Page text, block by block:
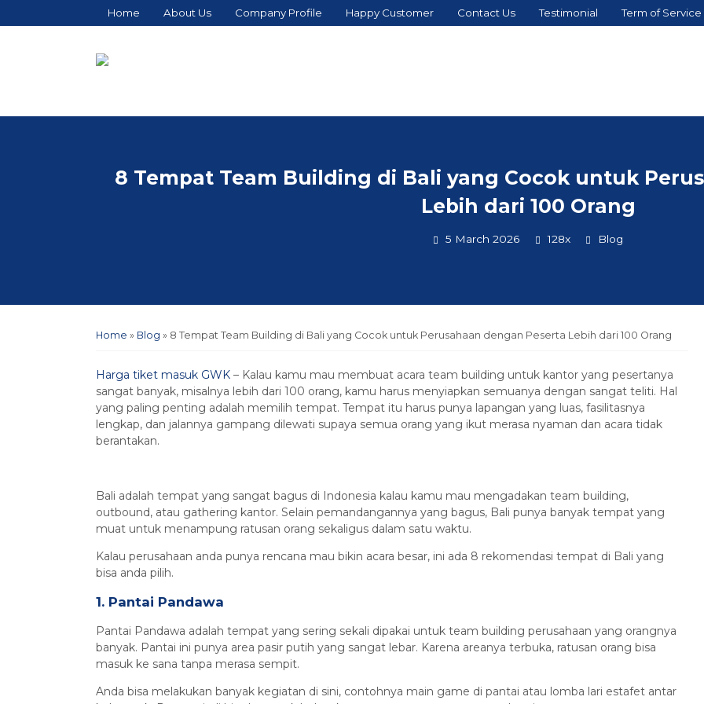
Home About Us Company Profile Happy Customer Contact Us Testimonial Term of Service
8 Tempat Team Building di Bali yang Cocok untuk
Lebih dari 100 Orang
5 March 2026 128x Blog
Home » Blog » 8 Tempat Team Building di Bali yang Cocok untuk Perusahaan dengan Peserta Lebih dari 100 Orang
Harga tiket masuk GWK – Kalau kamu mau membuat acara team building untuk kantor yang pesertanya
sangat banyak, misalnya lebih dari 100 orang, kamu harus menyiapkan semuanya dengan sangat teliti. Hal
yang paling penting adalah memilih tempat. Tempat itu harus punya lapangan yang luas, fasilitasnya
lengkap, dan jalannya gampang dilewati supaya semua orang yang ikut merasa nyaman dan acara tidak
berantakan.
Bali adalah tempat yang sangat bagus di Indonesia kalau kamu mau mengadakan team building,
outbound, atau gathering kantor. Selain pemandangannya yang bagus, Bali punya banyak tempat yang
muat untuk menampung ratusan orang sekaligus dalam satu waktu.
Kalau perusahaan anda punya rencana mau bikin acara besar, ini ada 8 rekomendasi tempat di Bali yang
bisa anda pilih.
1. Pantai Pandawa
Pantai Pandawa adalah tempat yang sering sekali dipakai untuk team building perusahaan yang orangnya
banyak. Pantai ini punya area pasir putih yang sangat lebar. Karena areanya terbuka, ratusan orang bisa
masuk ke sana tanpa merasa sempit.
Anda bisa melakukan banyak kegiatan di sini, contohnya main game di pantai atau lomba lari estafet antar